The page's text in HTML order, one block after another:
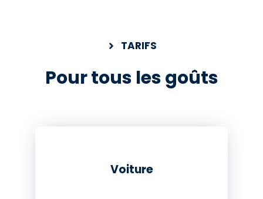
TARIFS
Pour tous les goûts
Voiture